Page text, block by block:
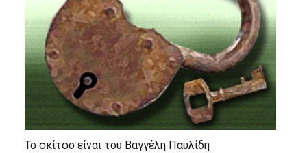
Το σκίτσο είναι του Βαγγέλη Παυλίδη